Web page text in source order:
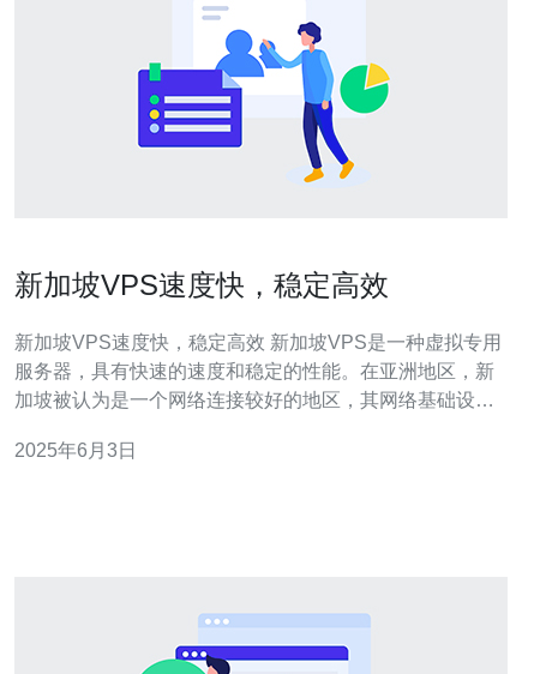
新加坡VPS速度快，稳定高效
新加坡VPS速度快，稳定高效 新加坡VPS是一种虚拟专用
服务器，具有快速的速度和稳定的性能。在亚洲地区，新
加坡被认为是一个网络连接较好的地区，其网络基础设施
到许多用户的青睐。 新加坡VPS拥有先进的硬件设施和优
2025年6月3日